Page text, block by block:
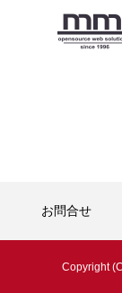
お問合せ
Copyright